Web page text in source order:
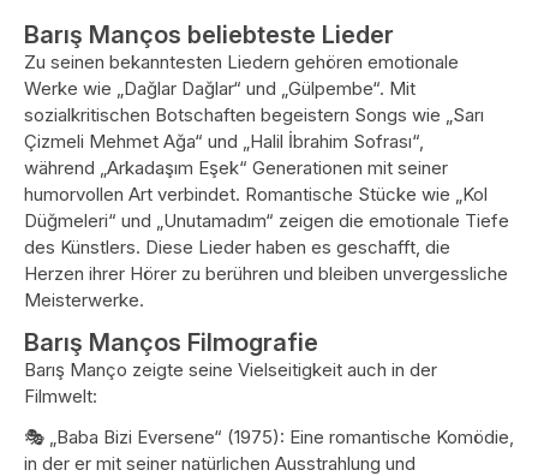
Barış Manços beliebteste Lieder
Zu seinen bekanntesten Liedern gehören emotionale
Werke wie „Dağlar Dağlar“ und „Gülpembe“. Mit
sozialkritischen Botschaften begeistern Songs wie „Sarı
Çizmeli Mehmet Ağa“ und „Halil İbrahim Sofrası“,
während „Arkadaşım Eşek“ Generationen mit seiner
humorvollen Art verbindet. Romantische Stücke wie „Kol
Düğmeleri“ und „Unutamadım“ zeigen die emotionale Tiefe
des Künstlers. Diese Lieder haben es geschafft, die
Herzen ihrer Hörer zu berühren und bleiben unvergessliche
Meisterwerke.
Barış Manços Filmografie
Barış Manço zeigte seine Vielseitigkeit auch in der
Filmwelt:
🎭 „Baba Bizi Eversene“ (1975): Eine romantische Komödie,
in der er mit seiner natürlichen Ausstrahlung und